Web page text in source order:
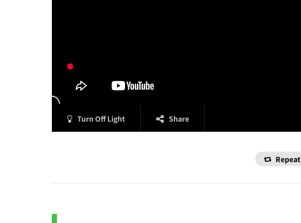
Turn Off Light Share
Repeat